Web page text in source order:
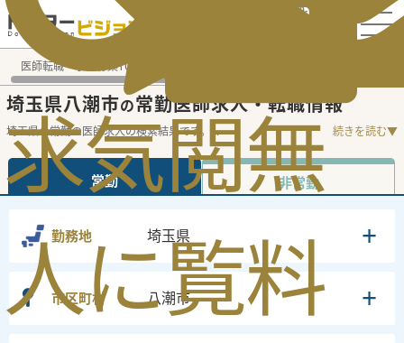
電話でのお問い合わせ：平日9:30-19:00
求
人
気
に
閲
覧
無
料
医師転職・求人募集TOP
埼玉県八潮市の常勤医師求人・転職情報
埼玉県の常勤の医師求人の検索結果です。 ... 続きを読む▼
常勤 非常勤
勤務地 埼玉県
市区町村 八潮市